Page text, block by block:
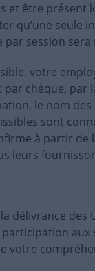
et être présent
qu’une seule
par session
votre
chèque, par
le nom
sont
à partir de
leurs
délivrance des
aux
votre